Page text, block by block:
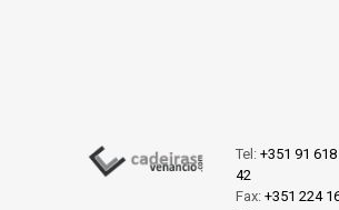
Tel: +351 91 618
42
Fax: +351 224